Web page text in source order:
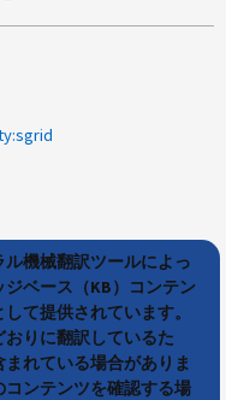
機械翻訳ツールによっ
ベース（KB）コンテン
て提供されています。
りに翻訳しているた
れている場合がありま
ンテンツを確認する場